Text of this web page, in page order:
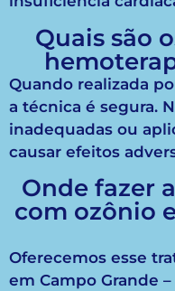
Quais são
Quando realizada
a técnica é segura.
inadequadas ou
causar efeitos
Onde fazer
com ozônio
Oferecemos esse
em Campo Grande